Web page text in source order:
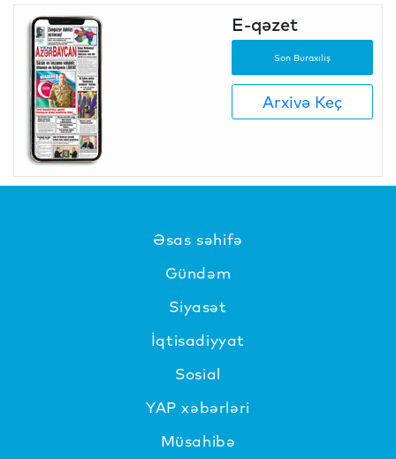
E-qəzet
Son Buraxılış
Arxivə Keç
Əsas səhifə
Gündəm
Siyasət
İqtisadiyyat
Sosial
YAP xəbərləri
Müsahibə